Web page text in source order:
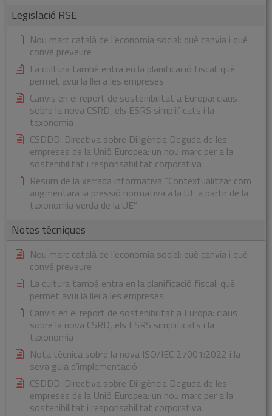
Legislació RSE
Nou marc català de l’economia social: què canvia i què
convé preveure
La cultura també entra en la planificació fiscal: què
permet avui la llei a les empreses
Canvis en el report de sostenibilitat a Europa: claus
sobre la nova CSRD, els ESRS simplificats i la
taxonomia
CSDDD: Directiva sobre Diligència Deguda de les
empreses de la Unió Europea: un nou marc per a la
sostenibilitat i responsabilitat corporativa
Resum de la xerrada informativa “Contextualitzar com
augmentarà la pressió normativa a la UE a partir de la
taxonomia verda de la UE”
Notes tècniques
Nou marc català de l’economia social: què canvia i què
convé preveure
La cultura també entra en la planificació fiscal: què
permet avui la llei a les empreses
Canvis en el report de sostenibilitat a Europa: claus
sobre la nova CSRD, els ESRS simplificats i la
taxonomia
Nota tècnica sobre la nova ISO/IEC 27001:2022 i la
seva guia d’implementació
CSDDD: Directiva sobre Diligència Deguda de les
empreses de la Unió Europea: un nou marc per a la
sostenibilitat i responsabilitat corporativa